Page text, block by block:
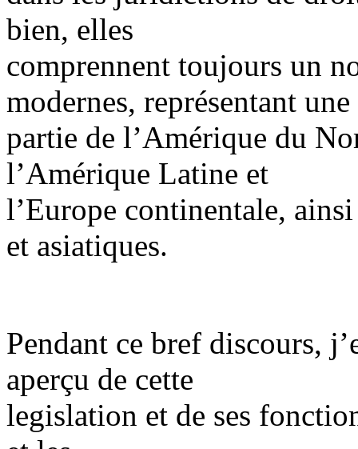
bien, elles
comprennent toujours un
modernes, représentant une
partie de l’Amérique du
l’Amérique Latine et
l’Europe continentale,
et asiatiques.
Pendant ce bref discours,
aperçu de cette
legislation et de ses